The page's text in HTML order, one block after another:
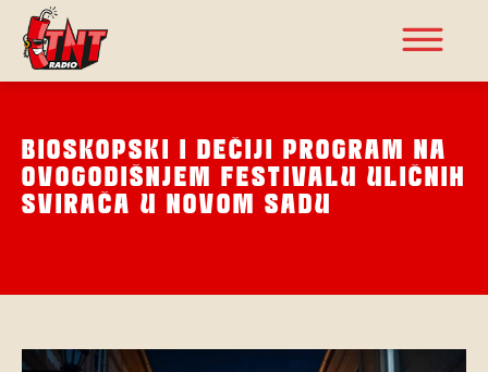
BIOSKOPSKI I DEČIJI PROGRAM NA
OVOGODIŠNJEM FESTIVALU ULIČNIH
SVIRAČA U NOVOM SADU